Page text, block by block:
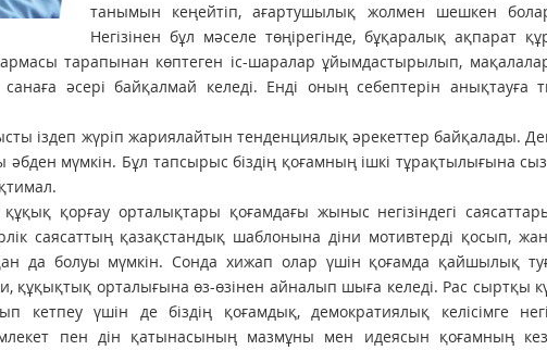
танымын кеңейтіп, ағартушылық жолмен шешкен
Негізінен бұл мәселе төңірегінде, бұқаралық ақпарат
тарапынан көптеген іс-шаралар ұйымдастырылып,
әсері байқалмай келеді. Енді оның себептерін анықтауға
іздеп жүріп жариялайтын тенденциялық әрекеттер байқалады.
мүмкін. Бұл тапсырыс біздің қоғамның ішкі тұрақтылығына
қорғау орталықтары қоғамдағы жыныс негізіндегі
саясаттың қазақстандық шаблонына діни мотивтерді қосып,
да болуы мүмкін. Сонда хижап олар үшін қоғамда қайшылық
құқықтық орталығына өз-өзінен айналып шыға келеді. Рас сыртқы
үшін де біздің қоғамдық, демократиялық келісімге
пен дін қатынасының мазмұны мен идеясын қоғамның кез